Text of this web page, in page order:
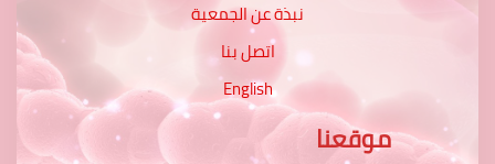
نبذة عن الجمعية
اتصل بنا
English
موقعنا